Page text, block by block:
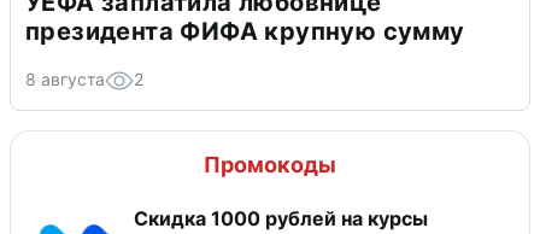
президента ФИФА крупную сумму
8 августа 2
Промокоды
Скидка 1000 рублей на курсы